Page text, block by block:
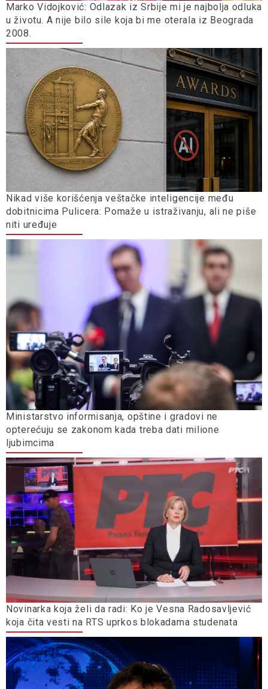
Marko Vidojković: Odlazak iz Srbije mi je najbolja odluka
u životu. A nije bilo sile koja bi me oterala iz Beograda
2008.
Nikad više korišćenja veštačke inteligencije među
dobitnicima Pulicera: Pomaže u istraživanju, ali ne piše
niti uređuje
Ministarstvo informisanja, opštine i gradovi ne
opterećuju se zakonom kada treba dati milione
ljubimcima
Novinarka koja želi da radi: Ko je Vesna Radosavljević
koja čita vesti na RTS uprkos blokadama studenata